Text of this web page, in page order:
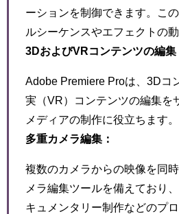
ーションを制御できます。こ
ルシーケンスやエフェクトの
3DおよびVRコンテンツの編集
Adobe Premiere Proは、3Dコ
実（VR）コンテンツの編集を
メディアの制作に役立ちます。
多重カメラ編集：
複数のカメラからの映像を同
メラ編集ツールを備えており
キュメンタリー制作などのプ